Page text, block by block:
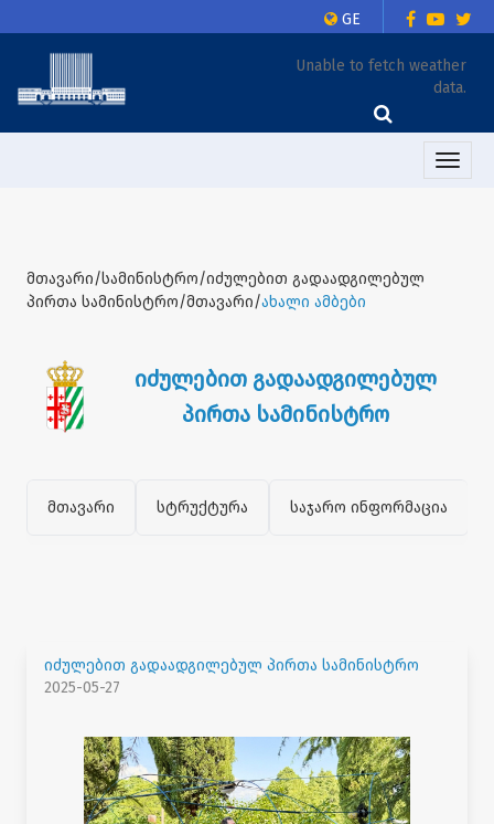
GE
Unable to fetch weather
data.
Toggle
მთავარი/სამინისტრო/იძულებით გადაადგილებულ
პირთა სამინისტრო/მთავარი/ახალი ამბები
იძულებით გადაადგილებულ
პირთა სამინისტრო
მთავარი სტრუქტურა საჯარო ინფორმაცია
იძულებით გადაადგილებულ პირთა სამინისტრო
2025-05-27